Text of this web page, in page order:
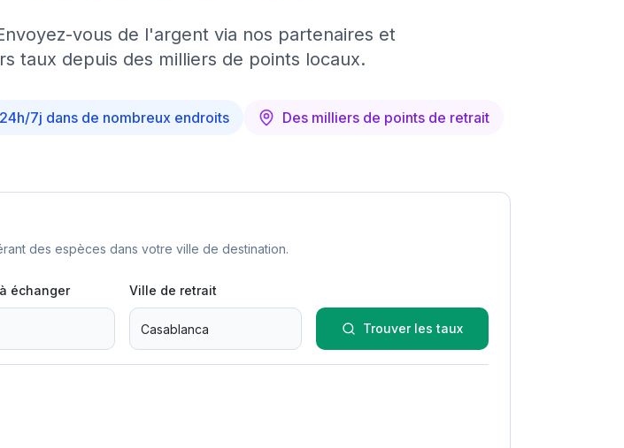
vous de l'argent via nos partenaires et
taux depuis des milliers de points locaux.
7j dans de nombreux endroits Des milliers de points de retrait
des espèces dans votre ville de destination.
échanger Ville de retrait
Trouver les taux